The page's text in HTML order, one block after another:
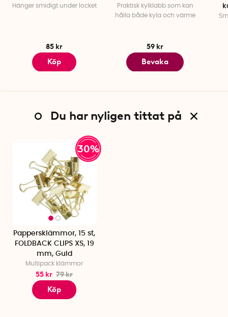
Hänger smidigt under locket
85 kr
Köp
Praktisk kylklabb som kan
hålla både kyla och värme
59 kr
Bevaka
Du har nyligen tittat på
30%
Pappersklämmor, 15 st,
FOLDBACK CLIPS XS, 19
mm, Guld
Multipack klämmor
55 kr 79 kr
Köp